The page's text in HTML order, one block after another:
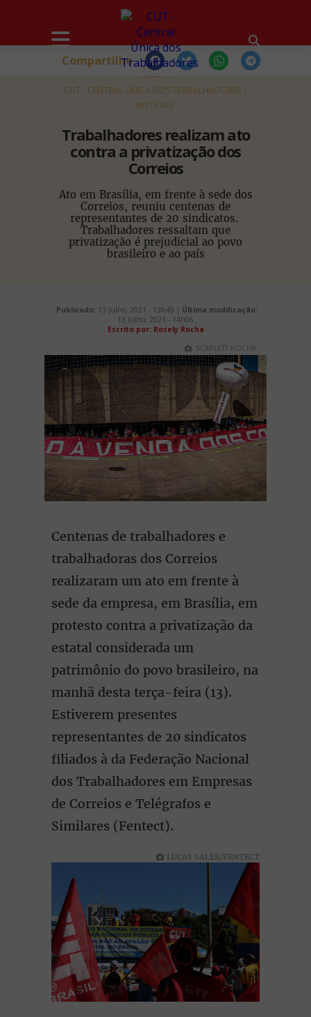
HOME
CUT - CENTRAL ÚNICA DOS TRABALHADORES
NOTÍCIAS
Trabalhadores realizam ato
contra a privatização dos
Correios
Ato em Brasília, em frente à sede dos
Correios, reuniu centenas de
representantes de 20 sindicatos.
Trabalhadores ressaltam que
privatização é prejudicial ao povo
brasileiro e ao país
Compartilhe
Publicado: 13 Julho, 2021 - 13h49 | Última modificação:
13 Julho, 2021 - 14h06
Escrito por: Rosely Rocha
SCARLETT ROCHA
Centenas de trabalhadores e
trabalhadoras dos Correios
realizaram um ato em frente à
sede da empresa, em Brasília, em
protesto contra a privatização da
estatal considerada um
patrimônio do povo brasileiro, na
manhã desta terça-feira (13).
Estiverem presentes
representantes de 20 sindicatos
filiados à da Federação Nacional
dos Trabalhadores em Empresas
de Correios e Telégrafos e
Similares (Fentect).
LUCAS SALES/FENTECT